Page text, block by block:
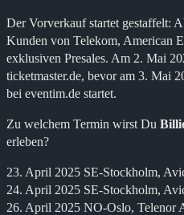
Der Vorverkauf startet gestaffelt:
Kunden von Telekom, American
exklusiven Presales. Am 2. Mai
ticketmaster.de, bevor am 3. Mai
bei eventim.de startet.
Zu welchem Termin wirst Du
erleben?
23. April 2025 SE-Stockholm,
24. April 2025 SE-Stockholm,
26. April 2025 NO-Oslo, Telenor